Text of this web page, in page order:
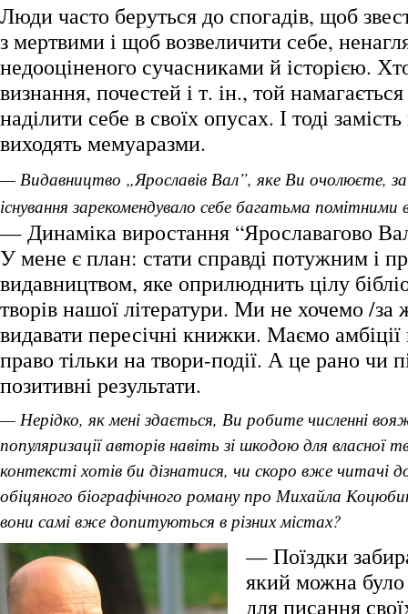
Люди часто беруться до спогадів, щоб
з мертвими і щоб возвеличити себе,
недооціненого сучасниками й історією.
визнання, почестей і т. ін., той
наділити себе в своїх опусах. І тоді
виходять мемуаразми.
— Видавництво „Ярославів Вал”, яке Ви очолюєте, за
існування зарекомендувало себе багатьма
— Динаміка виростання “Ярославагово
У мене є план: стати справді потужним і
видавництвом, яке оприлюднить цілу
творів нашої літератури. Ми не хочемо /за
видавати пересічні книжки. Маємо амбіції
право тільки на твори-події. А це рано чи
позитивні результати.
— Нерідко, як мені здається, Ви робите численні
популяризації авторів навіть зі шкодою для власної
контексті хотів би дізнатися, чи скоро вже читачі
обіцяного біографічного роману про Михайла
вони самі вже допитуються в різних містах?
— Поїздки
який можна було
для писання